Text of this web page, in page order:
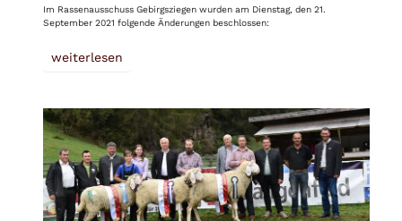
Im Rassenausschuss Gebirgsziegen wurden am Dienstag, den 21.
September 2021 folgende Änderungen beschlossen:
weiterlesen